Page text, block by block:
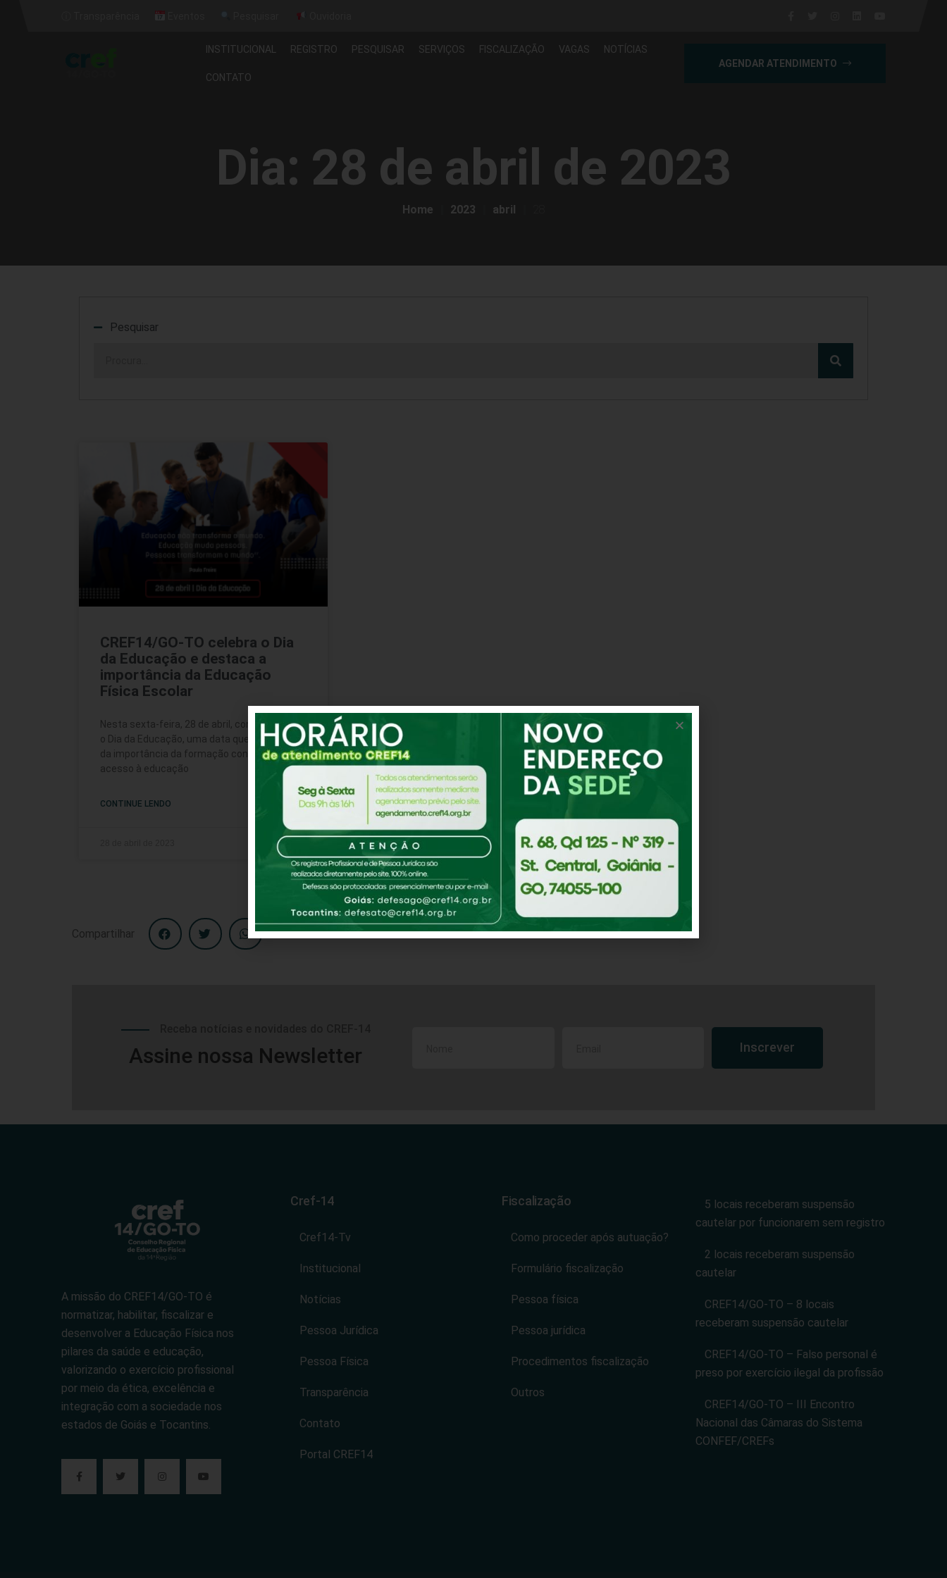
INSTITUCIONAL REGISTRO PESQUISAR SERVIÇOS FISCALIZAÇÃO VAGAS NOTÍCIAS
CONTATO
AGENDAR ATENDIMENTO
Dia: 28 de abril de 2023
Home 2023 abril
Pesquisar
CREF14/GO-TO celebra o Dia
da Educação e destaca a
importância da Educação
Física Escolar
Nesta sexta-feira, 28 de abril, comemora-se
o Dia da Educação, uma data que nos lembra
da importância da formação contínua e do
acesso à educação
CONTINUE LENDO
Compartilhar
Assine nossa Newsletter Inscrever
A missão do CREF14/GO-TO é
normatizar, habilitar, fiscalizar e
desenvolver a Educação Física nos
pilares da saúde e educação,
valorizando o exercício profissional
por meio da ética, excelência e
integração com a sociedade nos
estados de Goiás e Tocantins.
Cref-14
Cref14-Tv
Institucional
Notícias
Pessoa Jurídica
Pessoa Física
Transparência
Contato
Portal CREF14
Fiscalização
Como proceder após autuação?
Formulário fiscalização
Pessoa física
Pessoa jurídica
Procedimentos fiscalização
Outros
5 locais receberam suspensão
cautelar por funcionarem sem registro
2 locais receberam suspensão
cautelar
CREF14/GO-TO – 8 locais
receberam suspensão cautelar
CREF14/GO-TO – Falso personal é
preso por exercício ilegal da profissão
CREF14/GO-TO – III Encontro
Nacional das Câmaras do Sistema
CONFEF/CREFs